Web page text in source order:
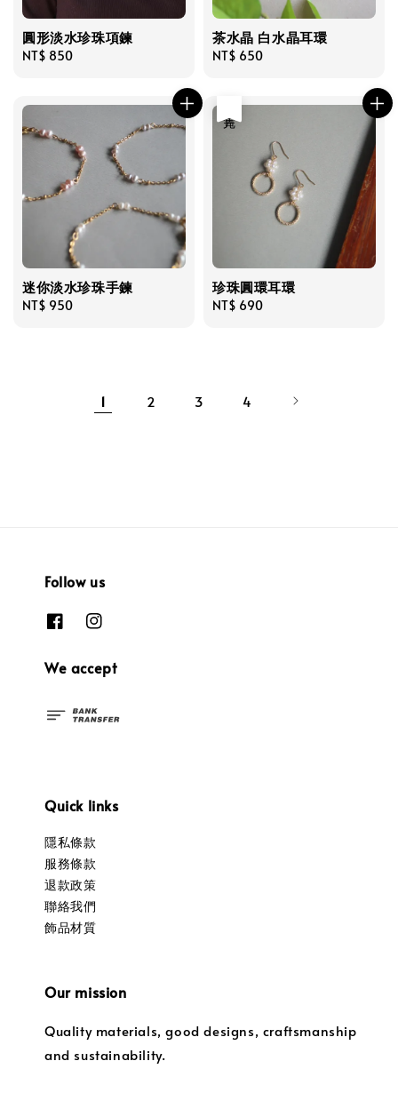
圓形淡水珍珠項鍊
Regular
NT$ 850
茶水晶 白水晶耳環
Regular
NT$ 650
迷你淡水珍珠手鍊
Regular
NT$ 950
珍珠圓環耳環
Regular
NT$ 690
1 2 3 4
Follow us
We accept
Quick links
隱私條款
服務條款
退款政策
聯絡我們
飾品材質
Our mission
Quality materials, good designs, craftsmanship
and sustainability.